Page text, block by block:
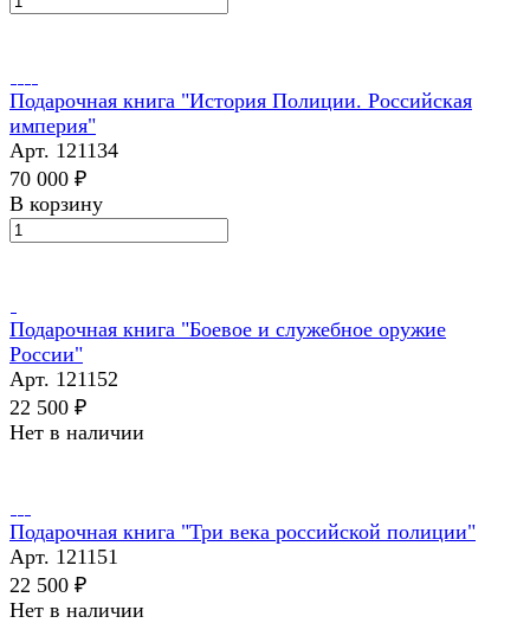
Подарочная книга "История Полиции. Российская
империя"
Арт. 121134
70 000 ₽
В корзину
Подарочная книга "Боевое и служебное оружие
России"
Арт. 121152
22 500 ₽
Нет в наличии
Подарочная книга "Три века российской полиции"
Арт. 121151
22 500 ₽
Нет в наличии